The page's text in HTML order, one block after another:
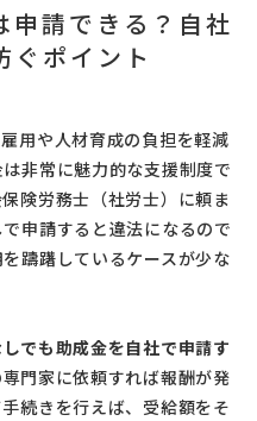
申請できる？自社
ぐポイント
用や人材育成の負担を軽減
非常に魅力的な支援制度で
険労務士（社労士）に頼ま
申請すると違法になるので
躊躇しているケースが少な
でも助成金を自社で申請す
門家に依頼すれば報酬が発
続きを行えば、受給額をそ